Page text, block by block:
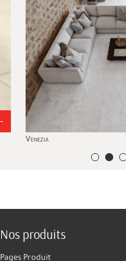
Nos produits
Pages Produit